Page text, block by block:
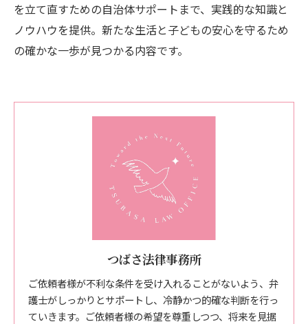
を立て直すための自治体サポートまで、実践的な知識と
ノウハウを提供。新たな生活と子どもの安心を守るため
の確かな一歩が見つかる内容です。
つばさ法律事務所
ご依頼者様が不利な条件を受け入れることがないよう、弁
護士がしっかりとサポートし、冷静かつ的確な判断を行っ
ていきます。ご依頼者様の希望を尊重しつつ、将来を見据